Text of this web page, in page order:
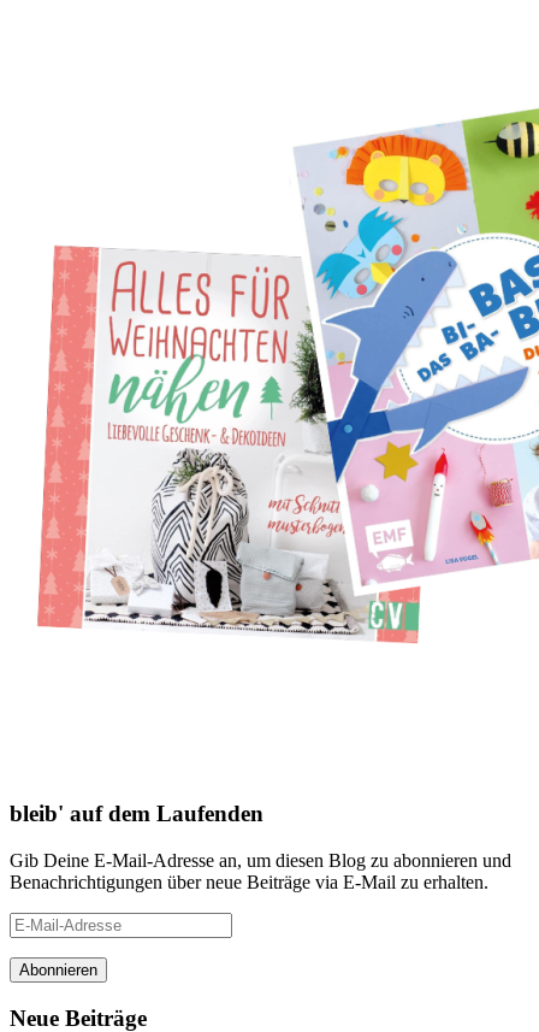
bleib' auf dem Laufenden
Gib Deine E-Mail-Adresse an, um diesen Blog zu abonnieren und
Benachrichtigungen über neue Beiträge via E-Mail zu erhalten.
E-
Mail-
Adresse
Neue Beiträge